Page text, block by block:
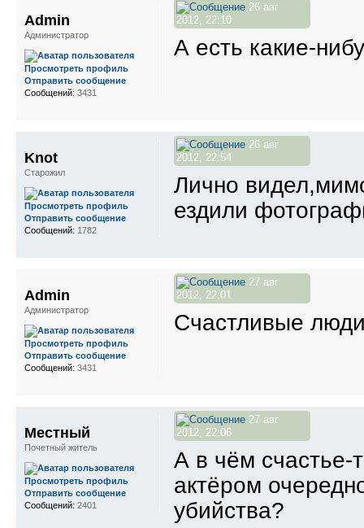
26 авг
2012, 22:10
А есть какие-
Admin
Администратор
Просмотреть профиль
Отправить сообщение
Сообщений: 3431
26 авг
2012, 22:54
Лично
ездили
Knot
Старожил
Просмотреть профиль
Отправить сообщение
Сообщений: 1782
27 авг
2012, 22:01
Счастливые
Admin
Администратор
Просмотреть профиль
Отправить сообщение
Сообщений: 3431
27 авг
2012, 22:06
А в чём
актёром
убийства?
Местный
Почетный житель
Просмотреть профиль
Отправить сообщение
Сообщений: 2401